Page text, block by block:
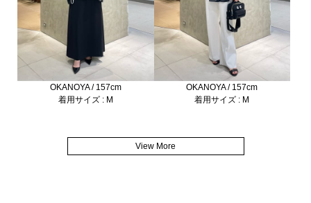
OKANOYA / 157cm
着用サイズ : M
OKANOYA / 157cm
着用サイズ : M
View More